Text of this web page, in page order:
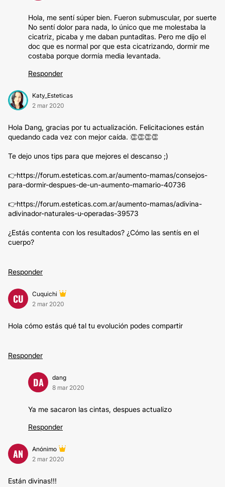
Hola, me sentí súper bien. Fueron submuscular, por suerte
No sentí dolor para nada, lo único que me molestaba la
cicatriz, picaba y me daban puntaditas. Pero me dijo el
doc que es normal por que esta cicatrizando, dormir me
costaba porque dormía media levantada.
Responder
Katy_Esteticas
2 mar 2020
Hola Dang, gracias por tu actualización. Felicitaciones están
quedando cada vez con mejor caída. 👏👏👏👏
Te dejo unos tips para que mejores el descanso ;)
👉https://forum.esteticas.com.ar/aumento-mamas/consejos-
para-dormir-despues-de-un-aumento-mamario-40736
👉https://forum.esteticas.com.ar/aumento-mamas/adivina-
adivinador-naturales-u-operadas-39573
¿Estás contenta con los resultados? ¿Cómo las sentís en el
cuerpo?
Responder
CU
Cuquichi
2 mar 2020
Hola cómo estás qué tal tu evolución podes compartir
Responder
DA
dang
8 mar 2020
Ya me sacaron las cintas, despues actualizo
Responder
AN
Anónimo
2 mar 2020
Están divinas!!!